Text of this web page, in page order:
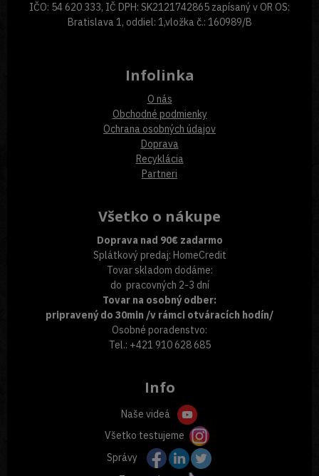
IČO: 54 620 333, IČ DPH: SK2121742865 zapísaný v OR OS:
Bratislava 1, oddiel: 1,vložka č.: 160989/B
Infolinka
O nás
Obchodné podmienky
Ochrana osobných údajov
Doprava
Recyklácia
Partneri
Všetko o nákupe
Doprava nad 90€ zadarmo
Splátkový predaj: HomeCredit
Tovar skladom dodáme:
do pracovných 2-3 dní
Tovar na osobný odber:
pripravený do 30min /v rámci otváracích hodín/
Osobné poradenstvo:
Tel.: +421 910 628 685
Info
Naše videá
Všetko testujeme
Správy